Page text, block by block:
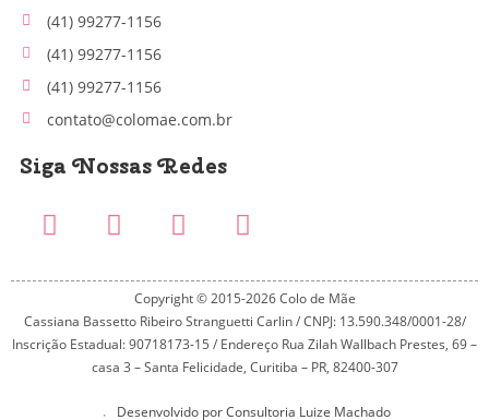
(41) 99277-1156
(41) 99277-1156
(41) 99277-1156
contato@colomae.com.br
Siga Nossas Redes
Copyright © 2015-2026 Colo de Mãe
Cassiana Bassetto Ribeiro Stranguetti Carlin / CNPJ: 13.590.348/0001-28/
Inscrição Estadual: 90718173-15 / Endereço Rua Zilah Wallbach Prestes, 69 –
casa 3 – Santa Felicidade, Curitiba – PR, 82400-307
Desenvolvido por Consultoria Luize Machado